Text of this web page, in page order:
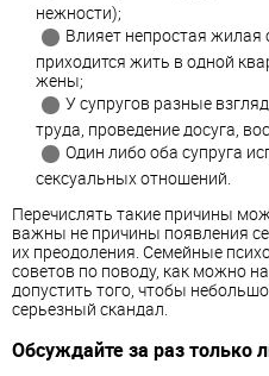
нежности);
Влияет непростая жилая
приходится жить в одной
жены;
У супругов разные
труда, проведение досуга,
Один либо оба супруга
сексуальных отношений.
Перечислять такие причины
важны не причины появления
их преодоления. Семейные
советов по поводу, как можно
допустить того, чтобы
серьезный скандал.
Обсуждайте за раз только